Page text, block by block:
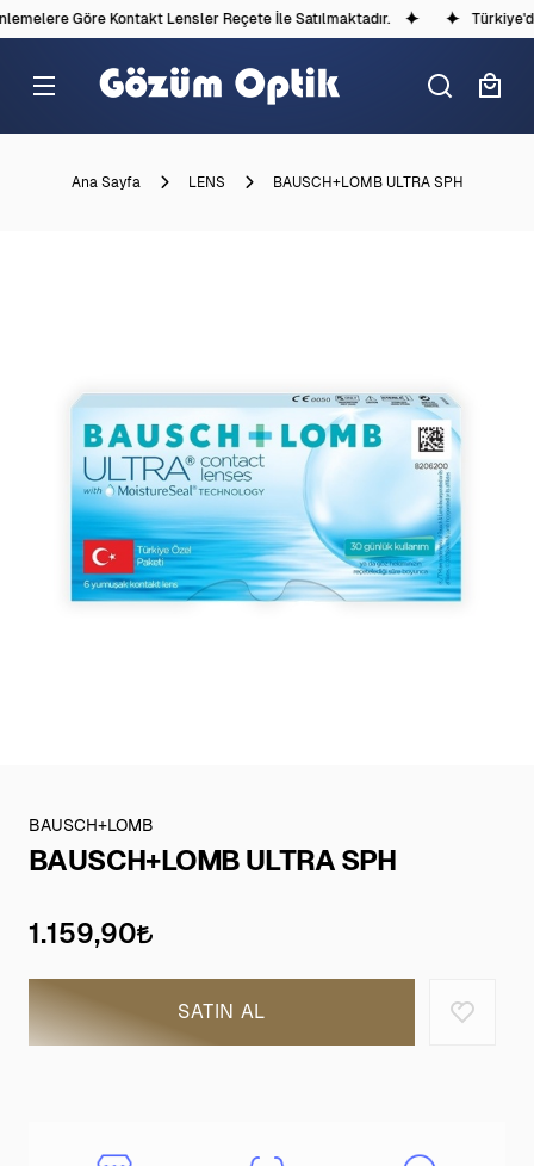
Göre Kontakt Lensler Reçete İle Satılmaktadır.
Ana Sayfa LENS BAUSCH+LOMB ULTRA SPH
BAUSCH+LOMB
BAUSCH+LOMB ULTRA SPH
1.159,90
SATIN AL